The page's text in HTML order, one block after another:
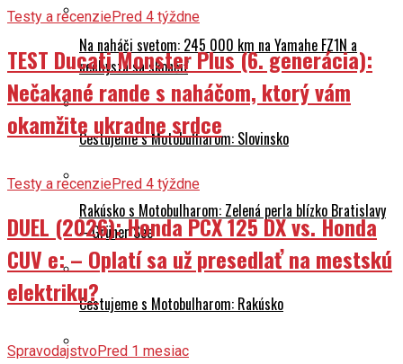
Na naháči svetom: 245 000 km na Yamahe FZ1N a
nechystá sa skončiť
Cestujeme s Motobulharom: Slovinsko
Rakúsko s Motobulharom: Zelená perla blízko Bratislavy
– Grüner See
Cestujeme s Motobulharom: Rakúsko
Testy a recenziePred 4 týždne
TEST Ducati Monster Plus (6. generácia):
Nečakané rande s naháčom, ktorý vám
okamžite ukradne srdce
Testy a recenziePred 4 týždne
DUEL (2026): Honda PCX 125 DX vs. Honda
CUV e: – Oplatí sa už presedlať na mestskú
elektriku?
SpravodajstvoPred 1 mesiac